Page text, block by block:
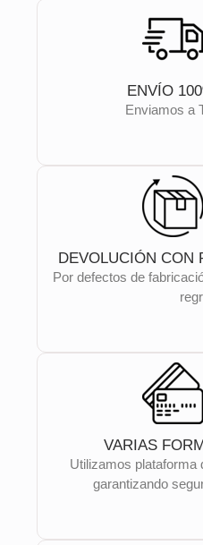
ENVÍO
Enviamos a
DEVOLUCIÓN CON
Por defectos de
VARIAS
Utilizamos plataforma
garantizando